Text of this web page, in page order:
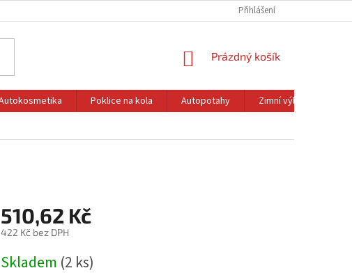
Přihlášení
NÁKUPNÍ
Prázdný košík
Poklice na kola Autopotahy Zimní výbava
510,62 Kč
422 Kč bez DPH
cena:
Skladem (2 ks)